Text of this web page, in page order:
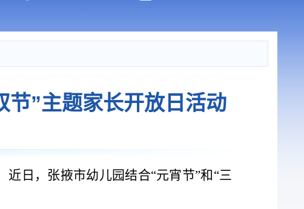
”主题家长开放日活动
近日 ， 张掖市幼儿园结合“元宵节”和“三